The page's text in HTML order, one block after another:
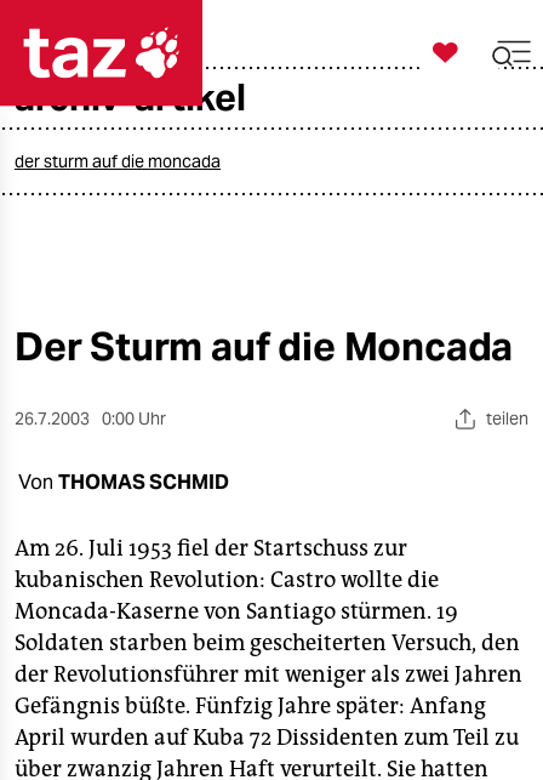
taz zahl ich
öko
sport
berlin
nord
wahrheit
verlag
verlag

taz zahl ich
archiv-artikel
der sturm auf die moncada
Der Sturm auf die Moncada
26.7.2003 0:00 Uhr teilen
Von THOMAS SCHMID
Am 26. Juli 1953 fiel der Startschuss zur
kubanischen Revolution: Castro wollte die
Moncada-Kaserne von Santiago stürmen. 19
Soldaten starben beim gescheiterten Versuch, den
der Revolutionsführer mit weniger als zwei Jahren
Gefängnis büßte. Fünfzig Jahre später: Anfang
April wurden auf Kuba 72 Dissidenten zum Teil zu
über zwanzig Jahren Haft verurteilt. Sie hatten